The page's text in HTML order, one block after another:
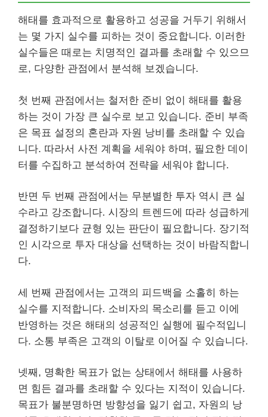
해태를 효과적으로 활용하고 성공을 거두기 위해서
는 몇 가지 실수를 피하는 것이 중요합니다. 이러한
실수들은 때로는 치명적인 결과를 초래할 수 있으므
로, 다양한 관점에서 분석해 보겠습니다.
첫 번째 관점에서는 철저한 준비 없이 해태를 활용
하는 것이 가장 큰 실수로 보고 있습니다. 준비 부족
은 목표 설정의 혼란과 자원 낭비를 초래할 수 있습
니다. 따라서 사전 계획을 세워야 하며, 필요한 데이
터를 수집하고 분석하여 전략을 세워야 합니다.
반면 두 번째 관점에서는 무분별한 투자 역시 큰 실
수라고 강조합니다. 시장의 트렌드에 따라 성급하게
결정하기보다 균형 있는 판단이 필요합니다. 장기적
인 시각으로 투자 대상을 선택하는 것이 바람직합니
다.
세 번째 관점에서는 고객의 피드백을 소홀히 하는
실수를 지적합니다. 소비자의 목소리를 듣고 이에
반영하는 것은 해태의 성공적인 실행에 필수적입니
다. 소통 부족은 고객의 이탈로 이어질 수 있습니다.
넷째, 명확한 목표가 없는 상태에서 해태를 사용하
면 힘든 결과를 초래할 수 있다는 지적이 있습니다.
목표가 불분명하면 방향성을 잃기 쉽고, 자원의 낭